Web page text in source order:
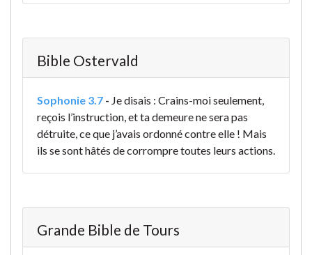
Bible Ostervald
Sophonie 3.7 - Je disais : Crains-moi seulement,
reçois l’instruction, et ta demeure ne sera pas
détruite, ce que j’avais ordonné contre elle ! Mais
ils se sont hâtés de corrompre toutes leurs actions.
Grande Bible de Tours